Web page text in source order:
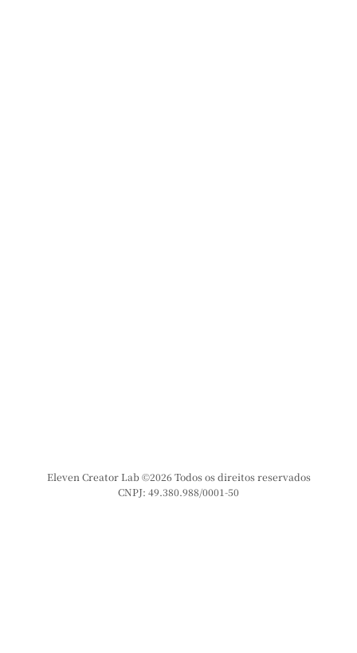
Eleven Creator Lab ©2026 Todos os direitos reservados
CNPJ: 49.380.988/0001-50